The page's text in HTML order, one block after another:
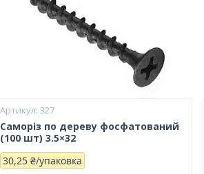
327
Саморіз по дереву фосфатований
(100 шт) 3.5×32
30,25 ₴/упаковка